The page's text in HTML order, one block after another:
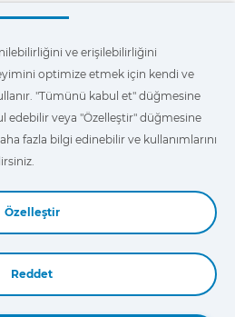
erişilebilirliği ve en iyi gezinti
da kullanıcı deneyimini optimize
taraf çerezlerimizi kullanır. Bunlar
için"Ayarlar"üzerine tıklayabilirsiniz.
ve erişilebilirliğini
optimize etmek için kendi ve
"Tümünü kabul et" düğmesine
edebilir veya "Özelleştir" düğmesine
fazla bilgi edinebilir ve kullanımlarını
Özelleştir
Reddet